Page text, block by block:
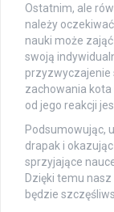
Ostatnim, ale
należy
nauki może
swoją
przyzwyczajenie
zachowania
od jego reakcji
Podsumowując,
drapak i
sprzyjające
Dzięki temu
będzie